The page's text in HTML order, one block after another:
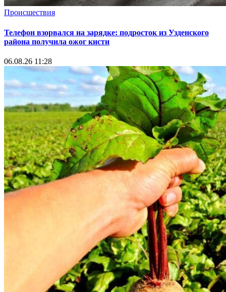
Происшествия
Телефон взорвался на зарядке: подросток из Узденского
района получила ожог кисти
06.08.26 11:28